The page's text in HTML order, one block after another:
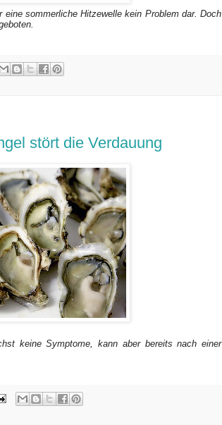
sommerliche Hitzewelle kein Problem dar. Doch
stört die Verdauung
keine Symptome, kann aber bereits nach einer